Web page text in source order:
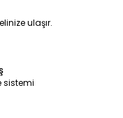
ulaşır.
sistemi